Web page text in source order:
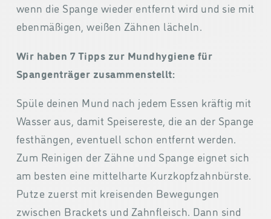
wenn die Spange wieder entfernt wird und sie mit
ebenmäßigen, weißen Zähnen lächeln.
Wir haben 7 Tipps zur Mundhygiene für
Spangenträger zusammenstellt:
Spüle deinen Mund nach jedem Essen kräftig mit
Wasser aus, damit Speisereste, die an der Spange
festhängen, eventuell schon entfernt werden.
Zum Reinigen der Zähne und Spange eignet sich
am besten eine mittelharte Kurzkopfzahnbürste.
Putze zuerst mit kreisenden Bewegungen
zwischen Brackets und Zahnfleisch. Dann sind